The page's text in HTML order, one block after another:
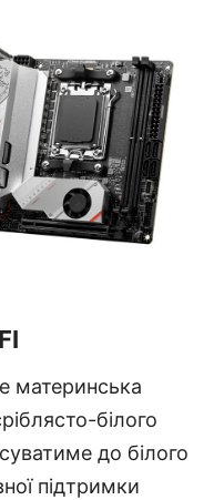
материнська
білого
до білого
підтримки